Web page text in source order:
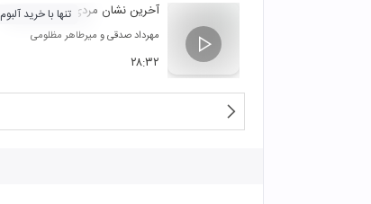
آخرین نشان مردی 5
مهرداد صدقیو میرطاهر مظلومی
۲۸:۳۲
تنها با خرید آلبوم